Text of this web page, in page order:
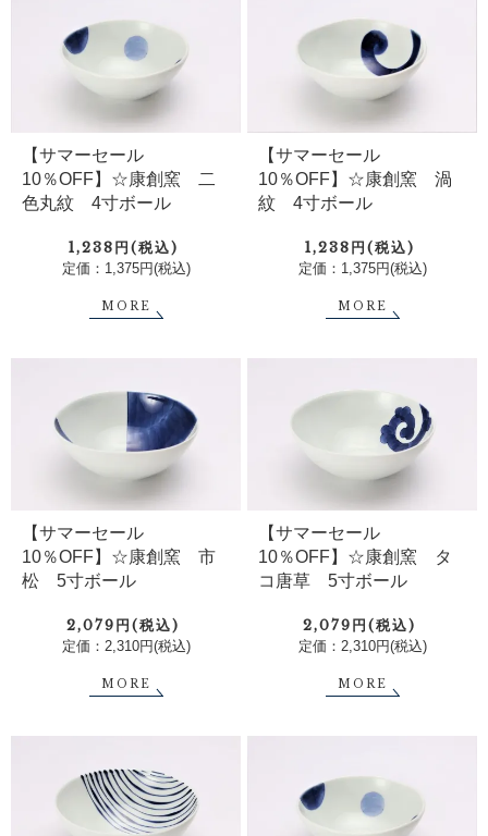
【サマーセール
10％OFF】☆康創窯 二
色丸紋 4寸ボール
1,238円(税込)
定価：1,375円(税込)
MORE
【サマーセール
10％OFF】☆康創窯 渦
紋 4寸ボール
1,238円(税込)
定価：1,375円(税込)
MORE
【サマーセール
10％OFF】☆康創窯 市
松 5寸ボール
2,079円(税込)
定価：2,310円(税込)
MORE
【サマーセール
10％OFF】☆康創窯 タ
コ唐草 5寸ボール
2,079円(税込)
定価：2,310円(税込)
MORE